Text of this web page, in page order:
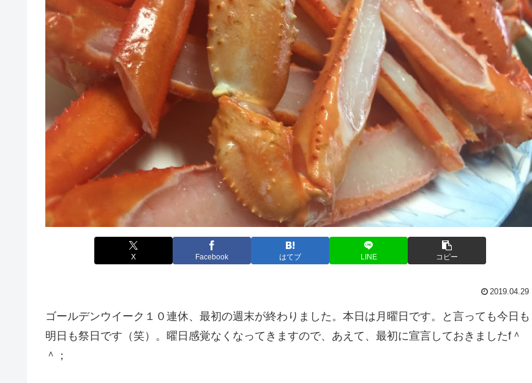
X Facebook はてブ LINE コピー
2019.04.29
ゴールデンウイーク１０連休、最初の週末が終わりました。本日は月曜日です。と言っても今日も
明日も祭日です（笑）。曜日感覚なくなってきますので、あえて、最初に宣言しておきましたf＾
＾；